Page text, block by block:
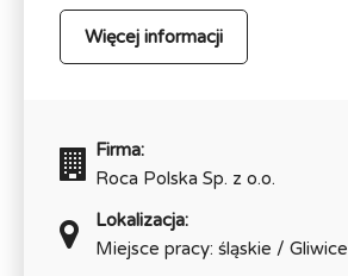
Więcej informacji
Firma:
Roca Polska Sp. z o.o.
Lokalizacja:
Miejsce pracy: śląskie / Gliwice